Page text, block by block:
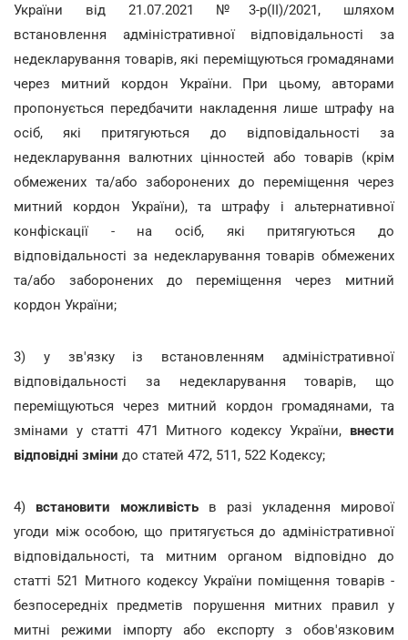
України від 21.07.2021 №3-р(II)/2021, шляхом
встановлення адміністративної відповідальності за
недекларування товарів, які переміщуються громадянами
через митний кордон України. При цьому, авторами
пропонується передбачити накладення лише штрафу на
осіб, які притягуються до відповідальності за
недекларування валютних цінностей або товарів (крім
обмежених та/або заборонених до переміщення через
митний кордон України), та штрафу і альтернативної
конфіскації - на осіб, які притягуються до
відповідальності за недекларування товарів обмежених
та/або заборонених до переміщення через митний
кордон України;
3) у зв'язку із встановленням адміністративної
відповідальності за недекларування товарів, що
переміщуються через митний кордон громадянами, та
змінами у статті 471 Митного кодексу України, внести
відповідні зміни до статей 472, 511, 522 Кодексу;
4) встановити можливість в разі укладення мирової
угоди між особою, що притягується до адміністративної
відповідальності, та митним органом відповідно до
статті 521 Митного кодексу України поміщення товарів -
безпосередніх предметів порушення митних правил у
митні режими імпорту або експорту з обов'язковим